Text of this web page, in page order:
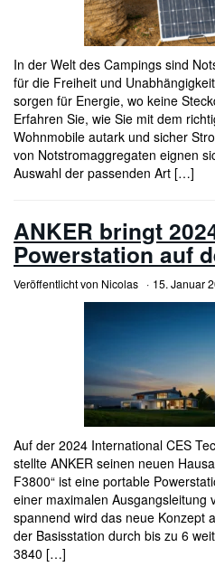
In der Welt des Campings sind
für die Freiheit und
sorgen für Energie, wo keine
Erfahren Sie, wie Sie mit dem
Wohnmobile autark und sicher
von Notstromaggregaten eignen
Auswahl der passenden Art […]
ANKER bringt
Powerstation auf
Veröffentlicht von Nicolas 15. Januar
Auf der 2024 International CES
stellte ANKER seinen neuen
F3800“ ist eine portable
einer maximalen Ausgangsleitung
spannend wird das neue Konzept
der Basisstation durch bis zu 6
3840 […]